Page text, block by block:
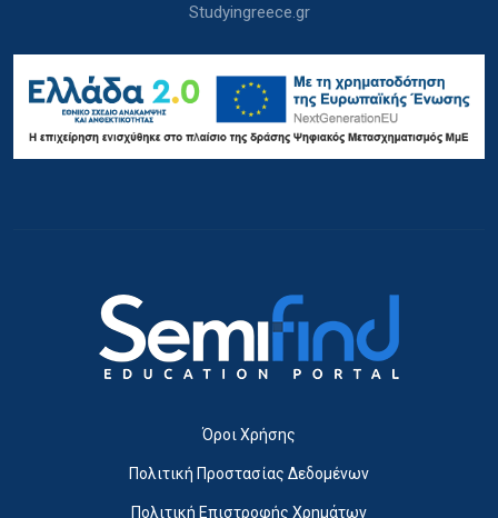
Studyingreece.gr
Όροι Χρήσης
Πολιτική Προστασίας Δεδομένων
Πολιτική Επιστροφής Χρημάτων